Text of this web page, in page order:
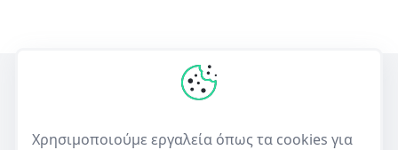
ηλεκτρονικών συσκευών και πώλησης μεταχειρισμένων.
Χρησιμοποιούμε εργαλεία όπως τα cookies για